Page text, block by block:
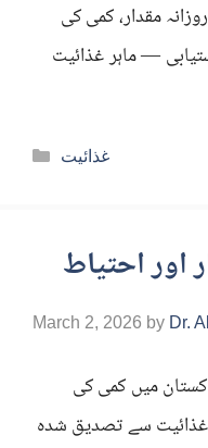
روزانہ مقدار، کمی کی
— ماہر غذائیت
Categories
غذائیت
اور احتیاط
March 2, 2026 by Dr.
میں کمی کی
غذائیت سے تصدیق شدہ